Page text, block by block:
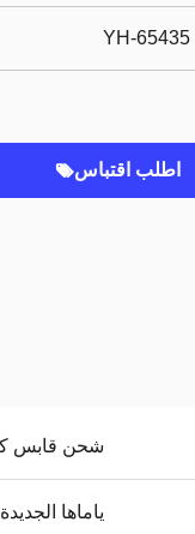
YH-65435
اطلب اقتباس
شحن قابس
ياماها